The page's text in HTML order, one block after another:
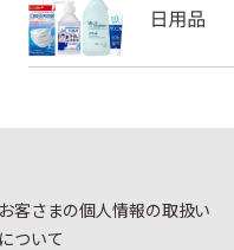
お客さまの個人情報の取扱い
について